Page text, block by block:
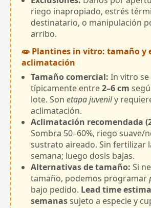
riego inapropiado, estrés
destinatario, o manipulación
arribo.
🧫 Plantines in vitro: tamaño y
aclimatación
Tamaño comercial: In vitro
típicamente entre2–6 cm
lote. Son etapa juvenily
aclimatación.
Aclimatación recomendada
Sombra 50–60%, riego suave/
sustrato aireado. Sin fertilizar
semana; luego dosis bajas.
Alternativas de tamaño: Si
tamaño, podemos programar
bajo pedido. Lead time
semanassujeto a especie y